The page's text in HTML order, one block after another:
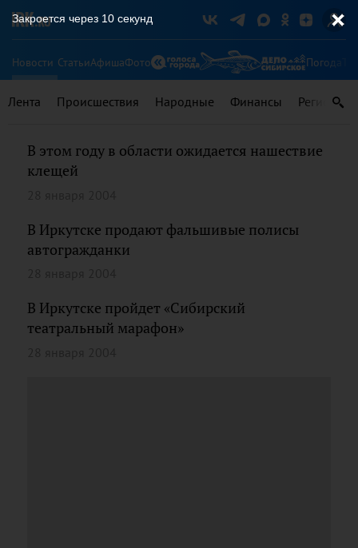
Новости СтатьиАфишаФото Погода
Лента Происшествия Народные Финансы Регионы
В этом году в области ожидается нашествие
клещей
В Иркутске продают фальшивые полисы
автогражданки
В Иркутске пройдет «Сибирский
театральный марафон»
Закроется через 10 секунд